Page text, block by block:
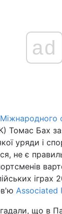
ad
Міжнародного
Томас Бах
уряди і
не є
іграх
Associated
що в